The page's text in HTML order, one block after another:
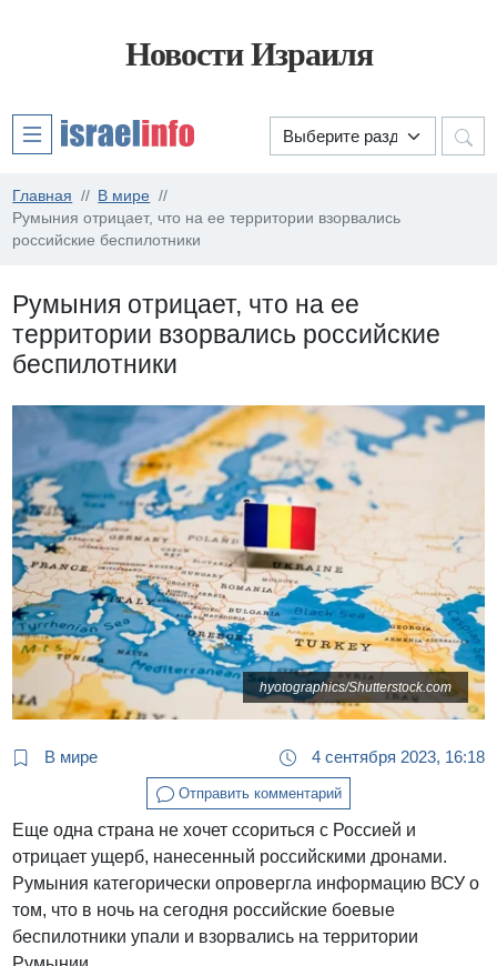
Новости Израиля
Главная
В мире
Румыния отрицает, что на ее территории взорвались
российские беспилотники
Румыния отрицает, что на ее
территории взорвались российские
беспилотники
hyotographics/Shutterstock.com
В мире 4 сентября 2023, 16:18
Отправить комментарий
Еще одна страна не хочет ссориться с Россией и
отрицает ущерб, нанесенный российскими дронами.
Румыния категорически опровергла информацию ВСУ о
том, что в ночь на сегодня российские боевые
беспилотники упали и взорвались на территории